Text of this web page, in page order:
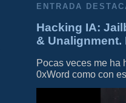
ENTRADA
Hacking IA:
&
Pocas veces me ha
0xWord como con